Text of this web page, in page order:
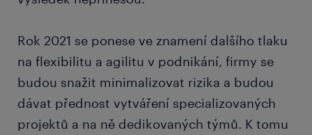
Rok 2021 se ponese ve znamení dalšího tlaku
na flexibilitu a agilitu v podnikání, firmy se
budou snažit minimalizovat rizika a budou
dávat přednost vytváření specializovaných
projektů a na ně dedikovaných týmů. K tomu